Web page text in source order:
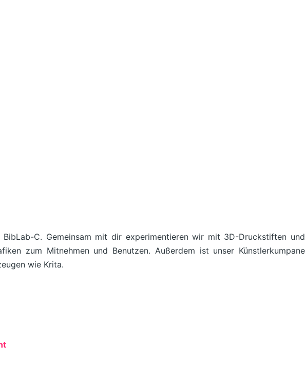
C. Gemeinsam mit dir experimentieren wir mit 3D-Druckstiften und
zum Mitnehmen und Benutzen. Außerdem ist unser Künstlerkumpane
wie Krita.